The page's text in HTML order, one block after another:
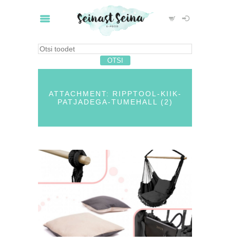
ATTACHMENT: RIPPTOOL-KIIK-
PATJADEGA-TUMEHALL (2)